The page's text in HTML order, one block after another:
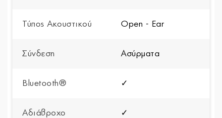
Τύπος Ακουστικού Open - Ear
Σύνδεση Ασύρματα
Bluetooth® ✓
Αδιάβροχο ✓